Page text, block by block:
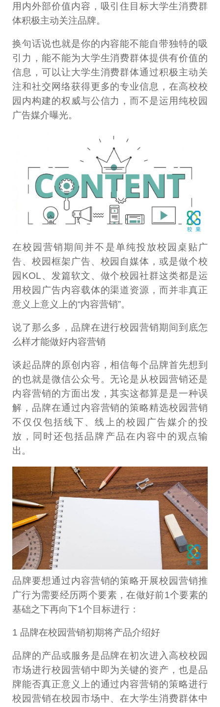
用内外部价值内容，吸引住目标大学生消费群
体积极主动关注品牌。
换句话说也就是你的内容能不能自带独特的吸
引力，能不能为大学生消费群体提供有价值的
信息，可以让大学生消费群体通过积极主动关
注和社交网络获得更多的专业信息，在高校校
园内构建的权威与公信力，而不是运用纯校园
广告媒介曝光。
在校园营销期间并不是单纯投放校园桌贴广
告、校园框架广告、校园自媒体，或是做个校
园KOL、发篇软文、做个校园社群这类都是运
用校园广告内容载体的渠道资源，而并非真正
意义上意义上的“内容营销”。
说了那么多，品牌在进行校园营销期间到底怎
么样才能做好内容营销
谈起品牌的原创内容，相信每个品牌首先想到
的也就是微信公众号。无论是从校园营销还是
内容营销的方面出发，其实这都算是是一种误
解，品牌在通过内容营销的策略精选校园营销
不仅仅包括线下、线上的校园广告媒介的投
放，同时还包括品牌产品在内容中的观点输
出。
品牌要想通过内容营销的策略开展校园营销推
广行为需要经历两个要素，在做好前1个要素的
基础之下再向下1个目标进行：
1 品牌在校园营销初期将产品介绍好
品牌的产品或服务是品牌在初次进入高校校园
市场进行校园营销中即为关键的资产，也是品
牌能否真正意义上的通过内容营销的策略进行
校园营销在校园市场中、在大学生消费群体中